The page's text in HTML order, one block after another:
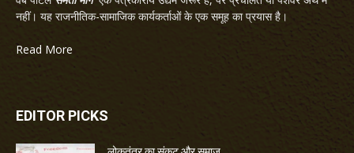
नहीं। यह राजनीतिक-सामाजिक कार्यकर्ताओं के एक समूह का प्रयास है।
Read More
EDITOR PICKS